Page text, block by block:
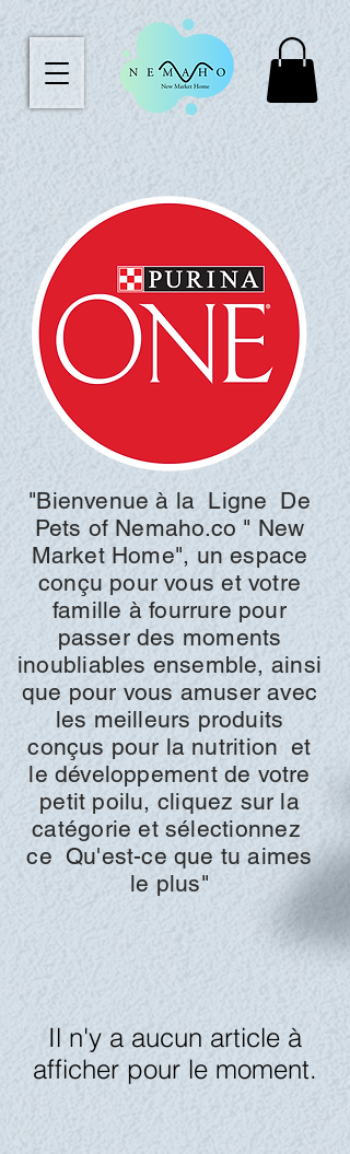
"Bienvenue à la Ligne De
Pets of Nemaho.co " New
Market Home", un espace
conçu pour vous et votre
famille à fourrure pour
passer des moments
inoubliables ensemble, ainsi
que pour vous amuser avec
les meilleurs produits
conçus pour la nutrition et
le développement de votre
petit poilu, cliquez sur la
catégorie et sélectionnez
ce Qu'est-ce que tu aimes
le plus"
Il n'y a aucun article à
afficher pour le moment.